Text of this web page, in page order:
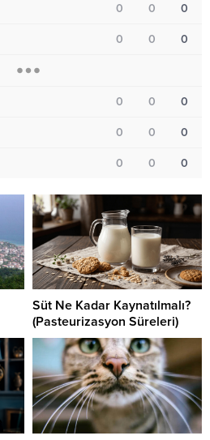
0 0 0
0 0 0
0 0 0
0 0 0
0 0 0
Süt Ne Kadar Kaynatılmalı?
(Pasteurizasyon Süreleri)